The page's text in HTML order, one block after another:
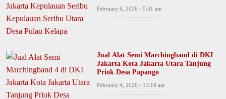
February 6, 2026 - 9:31 am
Jual Alat Semi Marchingband di DKI
Jakarta Kota Jakarta Utara Tanjung
Priok Desa Papango
February 4, 2026 - 11:19 am